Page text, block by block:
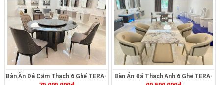
Bàn Ăn Đá Cẩm Thạch 6 Ghế TERA-
Bàn Ăn Đá Thạch Anh 6 Ghế TERA-